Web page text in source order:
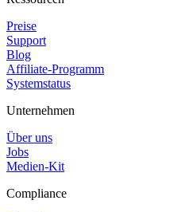
Preise
Support
Blog
Affiliate-Programm
Systemstatus
Unternehmen
Über uns
Jobs
Medien-Kit
Compliance